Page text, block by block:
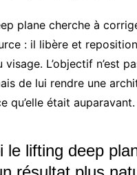
plane cherche à
: il libère et
L’objectif n’est
de lui rendre une
qu’elle était auparavant.
le lifting deep